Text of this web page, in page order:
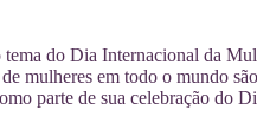
tema do Dia Internacional da
mulheres em todo o mundo
parte de sua celebração do